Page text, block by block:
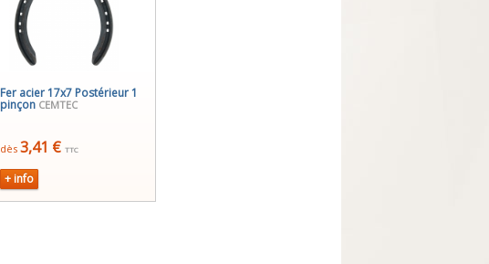
Fer acier 17x7 Postérieur 1
pinçon CEMTEC
dès 3,41 € TTC
+ info